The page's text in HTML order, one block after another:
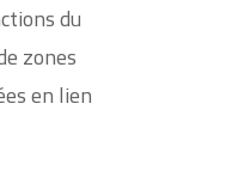
du
zones
en lien